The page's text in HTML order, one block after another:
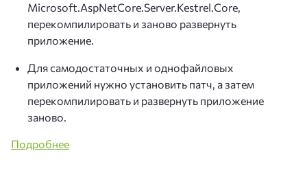
Microsoft.AspNetCore.Server.Kestrel.Core,
перекомпилировать и заново развернуть
приложение.
Для самодостаточных и однофайловых
приложений нужно установить патч, а затем
перекомпилировать и развернуть приложение
заново.
Подробнее